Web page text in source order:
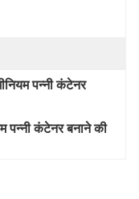
पन्नी कंटेनर
पन्नी कंटेनर बनाने की